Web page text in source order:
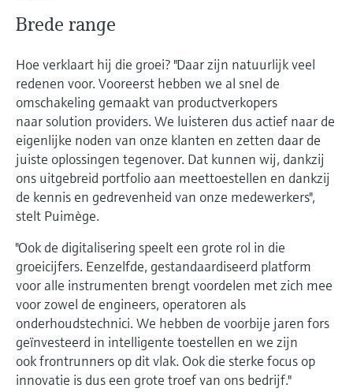
Brede range
Hoe verklaart hij die groei? "Daar zijn natuurlijk veel
redenen voor. Vooreerst hebben we al snel de
omschakeling gemaakt van productverkopers
naar solution providers. We luisteren dus actief naar de
eigenlijke noden van onze klanten en zetten daar de
juiste oplossingen tegenover. Dat kunnen wij, dankzij
ons uitgebreid portfolio aan meettoestellen en dankzij
de kennis en gedrevenheid van onze medewerkers",
stelt Puimège.
"Ook de digitalisering speelt een grote rol in die
groeicijfers. Eenzelfde, gestandaardiseerd platform
voor alle instrumenten brengt voordelen met zich mee
voor zowel de engineers, operatoren als
onderhoudstechnici. We hebben de voorbije jaren fors
geïnvesteerd in intelligente toestellen en we zijn
ook frontrunners op dit vlak. Ook die sterke focus op
innovatie is dus een grote troef van ons bedrijf."